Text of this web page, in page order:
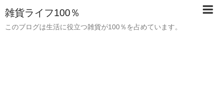
雑貨ライフ100％
このブログは生活に役立つ雑貨が100％を占めています。